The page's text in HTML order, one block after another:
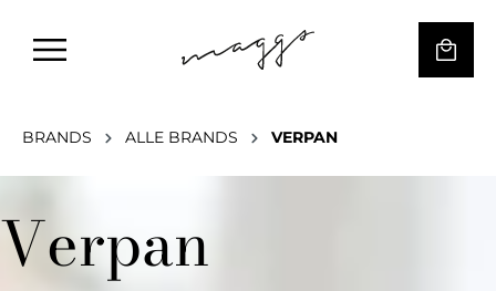
BRANDS ALLE BRANDS VERPAN
Verpan